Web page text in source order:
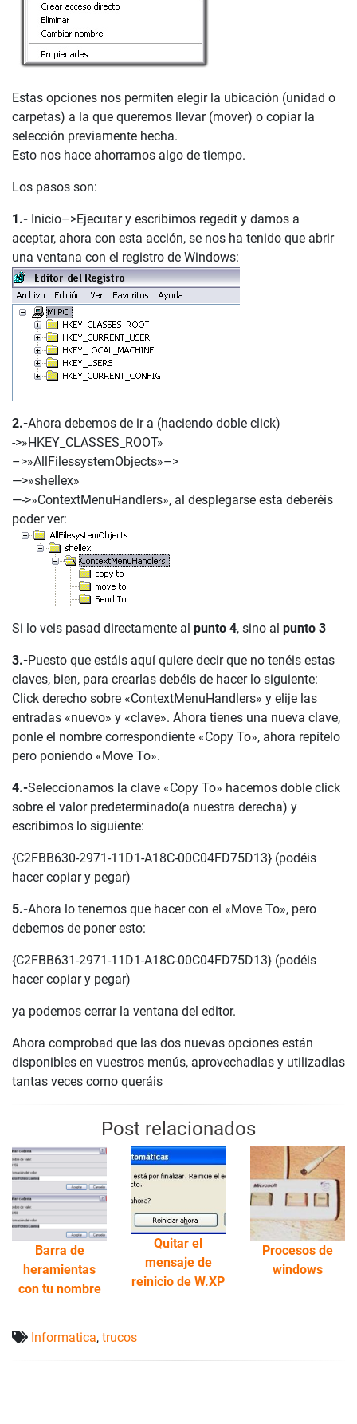
Estas opciones nos permiten elegir la ubicación (unidad o
carpetas) a la que queremos llevar (mover) o copiar la
selección previamente hecha.
Esto nos hace ahorrarnos algo de tiempo.
Los pasos son:
1.- Inicio–>Ejecutar y escribimos regedit y damos a
aceptar, ahora con esta acción, se nos ha tenido que abrir
una ventana con el registro de Windows:
2.-Ahora debemos de ir a (haciendo doble click)
->»HKEY_CLASSES_ROOT»
–>»AllFilessystemObjects»–>
—>»shellex»
—->»ContextMenuHandlers», al desplegarse esta deberéis
poder ver:
Si lo veis pasad directamente al punto 4, sino al punto 3
3.-Puesto que estáis aquí quiere decir que no tenéis estas
claves, bien, para crearlas debéis de hacer lo siguiente:
Click derecho sobre «ContextMenuHandlers» y elije las
entradas «nuevo» y «clave». Ahora tienes una nueva clave,
ponle el nombre correspondiente «Copy To», ahora repítelo
pero poniendo «Move To».
4.-Seleccionamos la clave «Copy To» hacemos doble click
sobre el valor predeterminado(a nuestra derecha) y
escribimos lo siguiente:
{C2FBB630-2971-11D1-A18C-00C04FD75D13} (podéis
hacer copiar y pegar)
5.-Ahora lo tenemos que hacer con el «Move To», pero
debemos de poner esto:
{C2FBB631-2971-11D1-A18C-00C04FD75D13} (podéis
hacer copiar y pegar)
ya podemos cerrar la ventana del editor.
Ahora comprobad que las dos nuevas opciones están
disponibles en vuestros menús, aprovechadlas y utilizadlas
tantas veces como queráis
Post relacionados
Barra de
heramientas
con tu nombre
Quitar el
mensaje de
reinicio de W.XP
Procesos de
windows
Informatica, trucos